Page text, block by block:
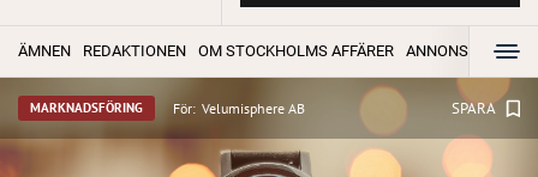
ÄMNEN REDAKTIONEN OM STOCKHOLMS AFFÄRER ANNONSERA
MARKNADSFÖRING För: Velumisphere AB SPARA